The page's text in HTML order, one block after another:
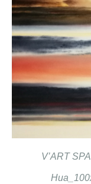
V’ART